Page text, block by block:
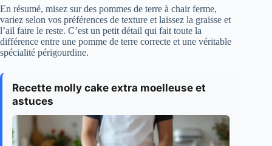
En résumé, misez sur des pommes de terre à chair ferme,
variez selon vos préférences de texture et laissez la graisse et
l’ail faire le reste. C’est un petit détail qui fait toute la
différence entre une pomme de terre correcte et une véritable
spécialité périgourdine.
Recette molly cake extra moelleuse et
astuces